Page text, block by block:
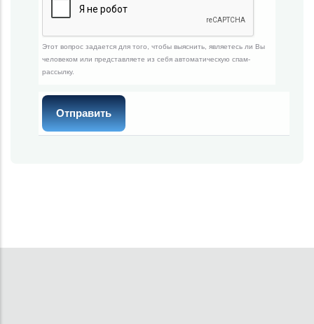
Этот вопрос задается для того, чтобы выяснить, являетесь ли Вы
человеком или представляете из себя автоматическую спам-
рассылку.